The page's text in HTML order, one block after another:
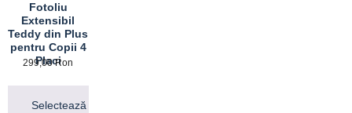
Fotoliu
Extensibil
Teddy din Plus
pentru Copii 4
Placi
299,00Ron
Selectează